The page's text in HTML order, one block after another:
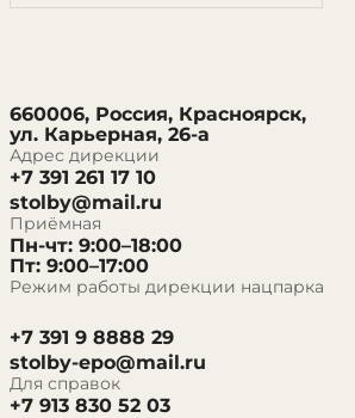
660006, Россия, Красноярск,
ул. Карьерная, 26-а
Адрес дирекции
+7 391 261 17 10
stolby@mail.ru
Приёмная
Пн-чт: 9:00–18:00
Пт: 9:00–17:00
Режим работы дирекции нацпарка
+7 391 9 8888 29
stolby-epo@mail.ru
Для справок
+7 913 830 52 03